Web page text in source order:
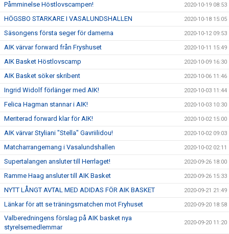
Påmminelse Höstlovscampen! 2020-10-19 08:53
HÖGSBO STARKARE I VASALUNDSHALLEN 2020-10-18 15:05
Säsongens första seger för damerna 2020-10-12 09:53
AIK värvar forward från Fryshuset 2020-10-11 15:49
AIK Basket Höstlovscamp 2020-10-09 16:30
AIK Basket söker skribent 2020-10-06 11:46
Ingrid Widolf förlänger med AIK! 2020-10-03 11:44
Felica Hagman stannar i AIK! 2020-10-03 10:30
Meriterad forward klar för AIK! 2020-10-02 15:00
AIK värvar Styliani "Stella" Gavriilidou! 2020-10-02 09:03
Matcharrangemang i Vasalundshallen 2020-10-02 02:11
Supertalangen ansluter till Herrlaget! 2020-09-26 18:00
Ramme Haag ansluter till AIK Basket 2020-09-26 15:33
NYTT LÅNGT AVTAL MED ADIDAS FÖR AIK BASKET 2020-09-21 21:49
Länkar för att se träningsmatchen mot Fryhuset 2020-09-20 18:58
Valberedningens förslag på AIK basket nya
styrelsemedlemmar
2020-09-20 11:20